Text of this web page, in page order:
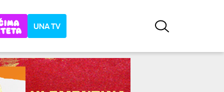
UNA TV